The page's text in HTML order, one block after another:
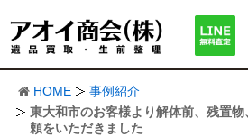
HOME
事例紹介
東大和市のお客様より解体前、残置
頼をいただきました